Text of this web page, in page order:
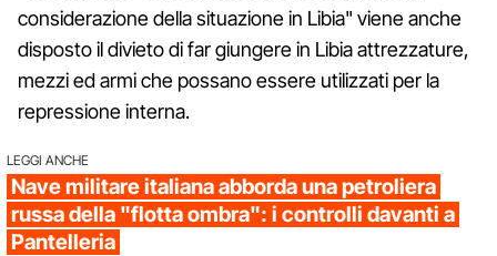
considerazione della situazione in Libia" viene anche
disposto il divieto di far giungere in Libia attrezzature,
mezzi ed armi che possano essere utilizzati per la
repressione interna.
LEGGI ANCHE
Nave militare italiana abborda una petroliera
russa della "flotta ombra": i controlli davanti a
Pantelleria